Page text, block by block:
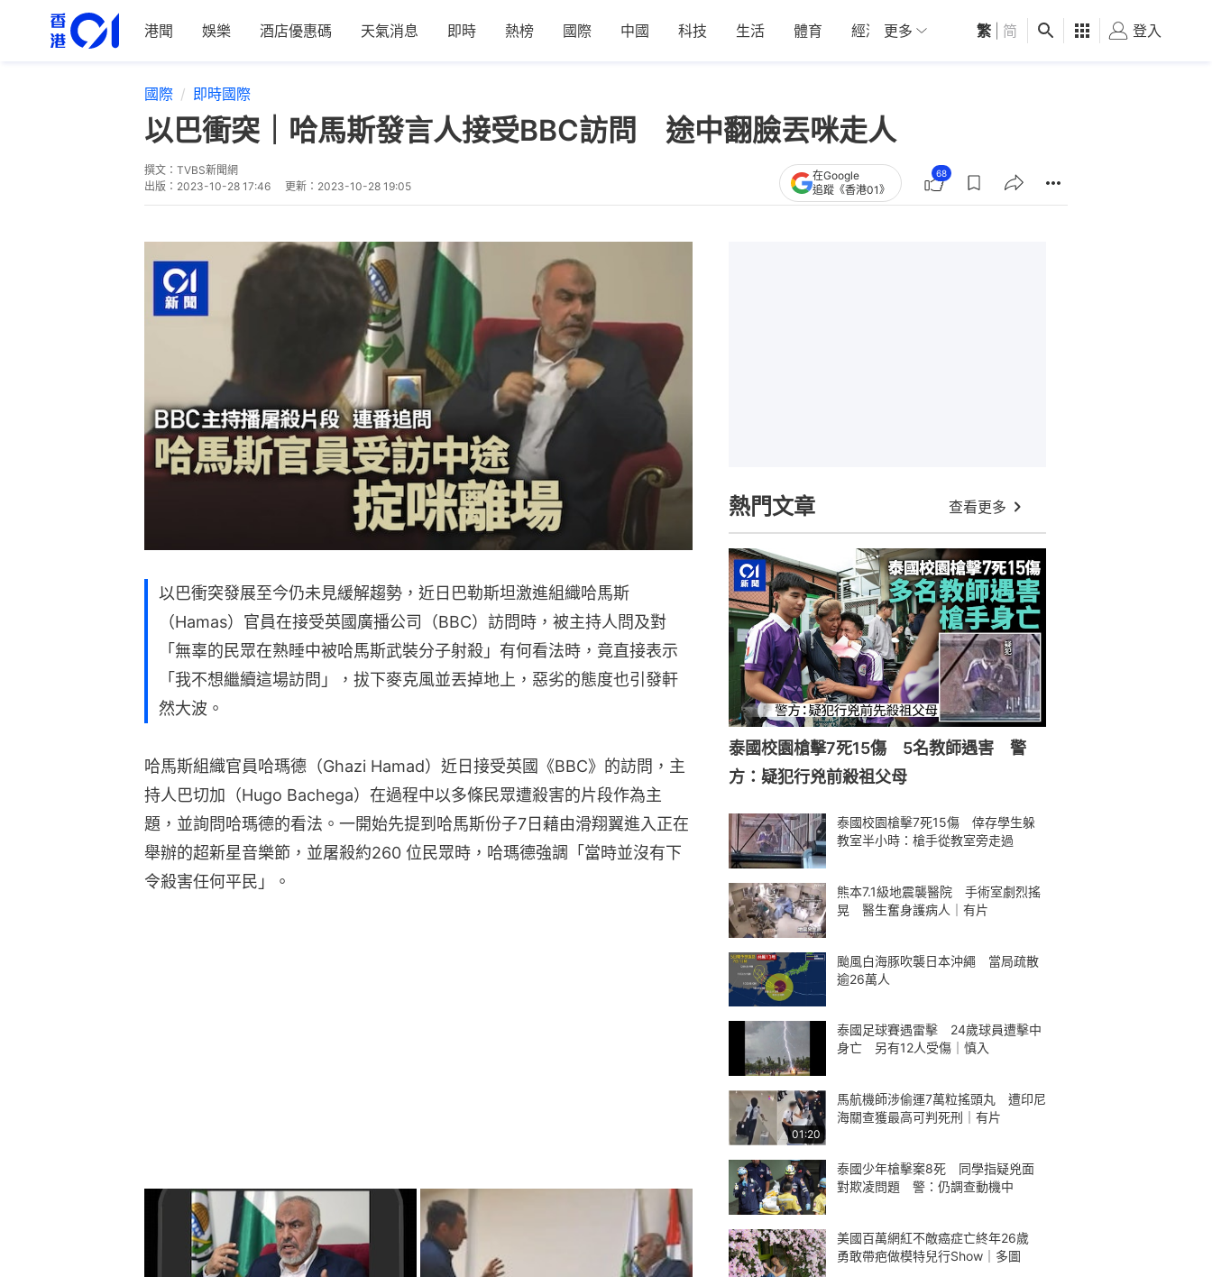
港聞 娛樂 酒店優惠碼 天氣消息 即時 熱榜 國際 中國 科技 生活 體育 經濟 01深圳 觀點 健康 好食玩飛
更多 繁 简 登入
國際 即時國際
以巴衝突｜哈馬斯發言人接受BBC訪問 途中翻臉丟咪走人
撰文： TVBS新聞網
出版： 2023-10-28 17:46 更新： 2023-10-28 19:05
在Google
追蹤《香港01》
68
以巴衝突發展至今仍未見緩解趨勢，近日巴勒斯坦激進組織哈馬斯
（Hamas）官員在接受英國廣播公司（BBC）訪問時，被主持人問及對
「無辜的民眾在熟睡中被哈馬斯武裝分子射殺」有何看法時，竟直接表示
「我不想繼續這場訪問」，拔下麥克風並丟掉地上，惡劣的態度也引發軒
然大波。
哈馬斯組織官員哈瑪德（Ghazi Hamad）近日接受英國《BBC》的訪問，主
持人巴切加（Hugo Bachega）在過程中以多條民眾遭殺害的片段作為主
題，並詢問哈瑪德的看法。一開始先提到哈馬斯份子7日藉由滑翔翼進入正在
舉辦的超新星音樂節，並屠殺約260 位民眾時，哈瑪德強調「當時並沒有下
令殺害任何平民」。
熱門文章 查看更多
泰國校園槍擊7死15傷 5名教師遇害 警
方：疑犯行兇前殺祖父母
泰國校園槍擊7死15傷 倖存學生躲
教室半小時：槍手從教室旁走過
熊本7.1級地震襲醫院 手術室劇烈搖
晃 醫生奮身護病人｜有片
颱風白海豚吹襲日本沖繩 當局疏散
逾26萬人
泰國足球賽遇雷擊 24歲球員遭擊中
身亡 另有12人受傷｜慎入
01:20
馬航機師涉偷運7萬粒搖頭丸 遭印尼
海關查獲最高可判死刑｜有片
泰國少年槍擊案8死 同學指疑兇面
對欺凌問題 警：仍調查動機中
美國百萬網紅不敵癌症亡終年26歲
勇敢帶疤做模特兒行Show｜多圖